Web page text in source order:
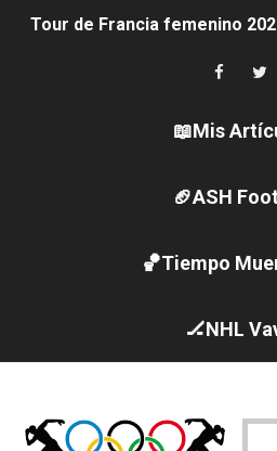
Tour de Francia femenino
Women's Pro Baseball League
Campeonato de Europa en
Canadá Open 2026
Mundial de MotoGP 2026 - GP
Canadian Elite Basketball
Canadian Football League
📖Mis
🏈ASH
🏀Tiempo
🏒NHL